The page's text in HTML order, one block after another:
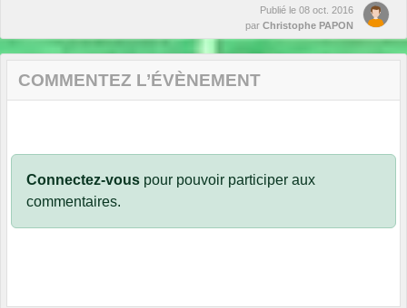
Publié le 08 oct. 2016
par Christophe PAPON
COMMENTEZ L’ÉVÈNEMENT
Connectez-vous pour pouvoir participer aux
commentaires.